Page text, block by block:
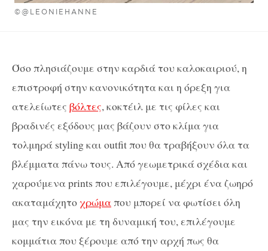
©@LEONIEHANNE
Όσο πλησιάζουμε στην καρδιά του καλοκαιριού, η
επιστροφή στην κανονικότητα και η όρεξη για
ατελείωτες βόλτες, κοκτέιλ με τις φίλες και
βραδινές εξόδους μας βάζουν στο κλίμα για
τολμηρά styling και outfit που θα τραβήξουν όλα τα
βλέμματα πάνω τους. Από γεωμετρικά σχέδια και
χαρούμενα prints που επιλέγουμε, μέχρι ένα ζωηρό
ακαταμάχητοχρώμαπου μπορεί να φωτίσει όλη
μας την εικόνα με τη δυναμική του, επιλέγουμε
κομμάτια που ξέρουμε από την αρχή πως θα